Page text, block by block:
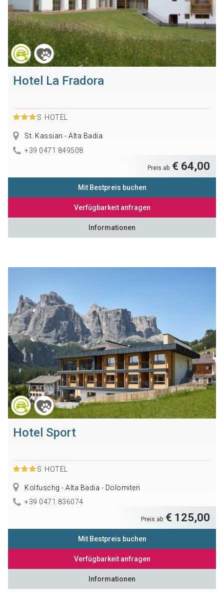
Hotel La Fradora
S HOTEL
St. Kassian - Alta Badia
+39 0471 849508
Preis ab € 64,00
Mit Bestpreis buchen
Verfügbarkeit anfragen
Informationen
Hotel Sport
S HOTEL
Kolfuschg - Alta Badia - Dolomiten
+39 0471 836074
Preis ab € 125,00
Mit Bestpreis buchen
Verfügbarkeit anfragen
Informationen